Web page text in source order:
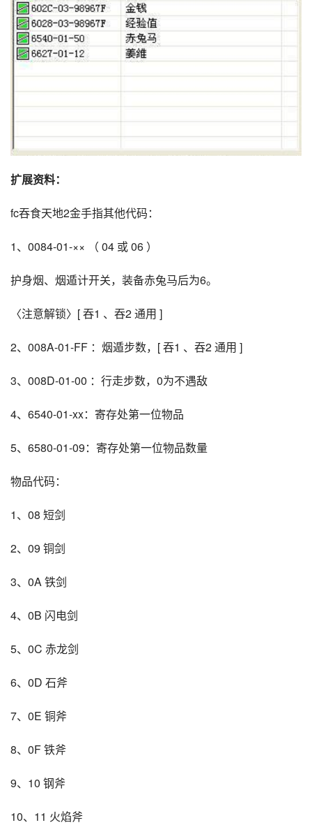
扩展资料：
fc吞食天地2金手指其他代码：
1、0084-01-×× （ 04 或 06 ）
护身烟、烟遁计开关，装备赤兔马后为6。
〈注意解锁〉[ 吞1 、吞2 通用 ]
2、008A-01-FF ：烟遁步数，[ 吞1 、吞2 通用 ]
3、008D-01-00 ：行走步数，0为不遇敌
4、6540-01-xx：寄存处第一位物品
5、6580-01-09：寄存处第一位物品数量
物品代码：
1、08 短剑
2、09 铜剑
3、0A 铁剑
4、0B 闪电剑
5、0C 赤龙剑
6、0D 石斧
7、0E 铜斧
8、0F 铁斧
9、10 钢斧
10、11 火焰斧